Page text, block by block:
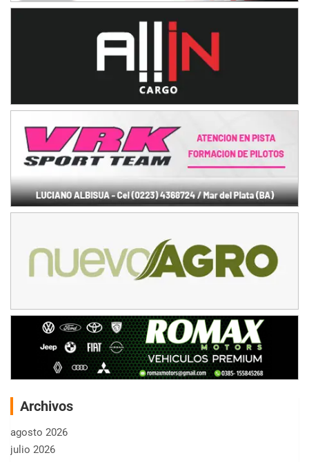
Archivos
agosto 2026
julio 2026